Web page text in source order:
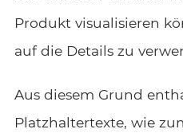
Produkt visualisieren
auf die Details zu
Aus diesem Grund
Platzhaltertexte, wie